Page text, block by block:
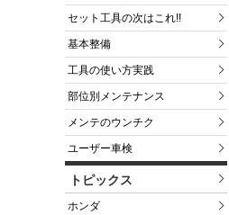
セット工具の次はこれ!!
基本整備
工具の使い方実践
部位別メンテナンス
メンテのウンチク
ユーザー車検
トピックス
ホンダ